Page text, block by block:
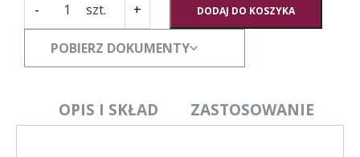
-
Missisipi
300
EC
(protiokonazol)
+ DODAJ DO KOSZYKA
POBIERZ DOKUMENTY
OPIS I SKŁAD ZASTOSOWANIE